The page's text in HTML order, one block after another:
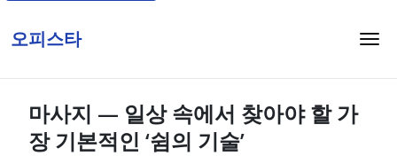
오피스타
마사지 — 일상 속에서 찾아야 할 가
장 기본적인 ‘쉼의 기술’